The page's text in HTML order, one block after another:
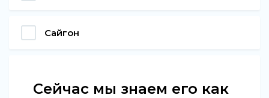
Сайгон
Сейчас мы знаем его как